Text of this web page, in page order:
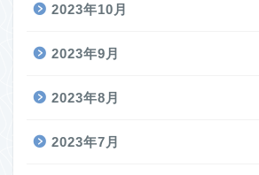
2023年10月
2023年9月
2023年8月
2023年7月